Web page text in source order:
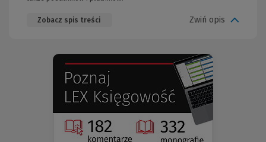
Zobacz spis treści Zwiń opis